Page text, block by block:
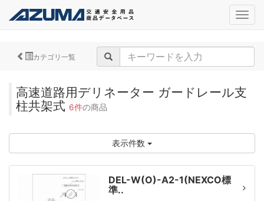
カテゴリ一覧
高速道路用デリネーター ガードレール支
柱共架式 6件の商品
表示件数
DEL-W(O)-A2-1(NEXCO標
準..